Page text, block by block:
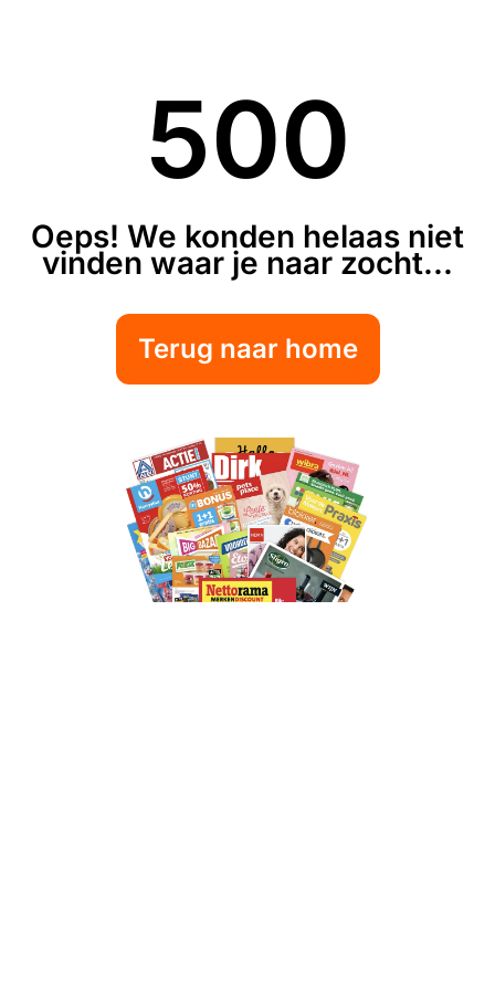
500
Oeps! We konden helaas niet
vinden waar je naar zocht...
Terug naar home